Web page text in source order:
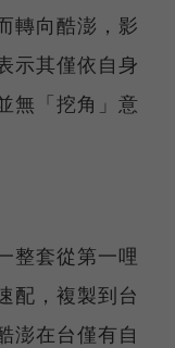
轉向酷澎，影
示其僅依自身
無「挖角」意
整套從第一哩
配，複製到台
澎在台僅有自